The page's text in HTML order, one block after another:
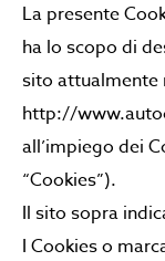
La presente
ha lo scopo di
sito attualmente
http://
all’impiego dei
“Cookies”).
Il sito sopra
I Cookies o